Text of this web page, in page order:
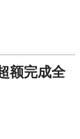
额完成全